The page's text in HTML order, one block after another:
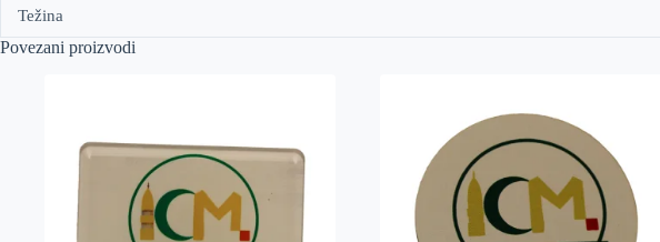
Težina
Povezani proizvodi